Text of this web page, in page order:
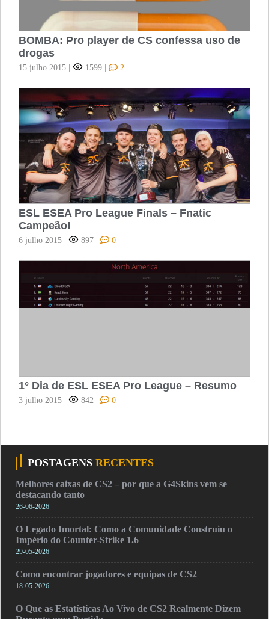
BOMBA: Pro player de CS confessa uso de
drogas
15 julho 2015 | 1599 | 2
ESL ESEA Pro League Finals – Fnatic
Campeão!
6 julho 2015 | 897 | 0
1° Dia de ESL ESEA Pro League – Resumo
3 julho 2015 | 842 | 0
POSTAGENS RECENTES
Melhores caixas de CS2 – por que a G4Skins vem se
destacando tanto
26-06-2026
O Legado Imortal: Como a Comunidade Construiu o
Império do Counter-Strike 1.6
29-05-2026
Como encontrar jogadores e equipas de CS2
18-05-2026
O Que as Estatísticas Ao Vivo de CS2 Realmente Dizem